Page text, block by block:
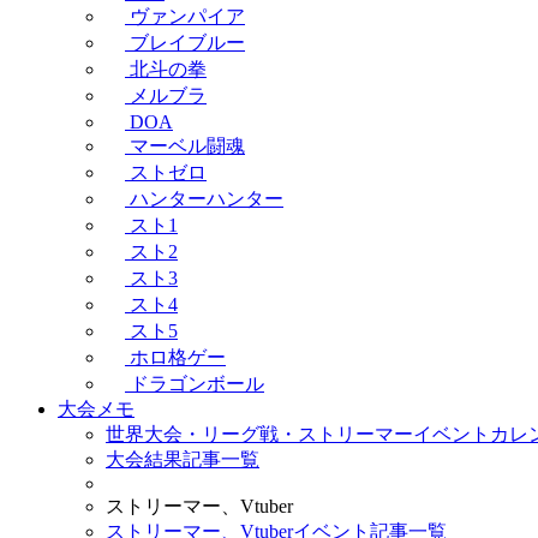
ヴァンパイア
ブレイブルー
北斗の拳
メルブラ
DOA
マーベル闘魂
ストゼロ
ハンターハンター
スト1
スト2
スト3
スト4
スト5
ホロ格ゲー
ドラゴンボール
大会メモ
世界大会・リーグ戦・ストリーマーイベントカレ
大会結果記事一覧
ストリーマー、Vtuber
ストリーマー、Vtuberイベント記事一覧